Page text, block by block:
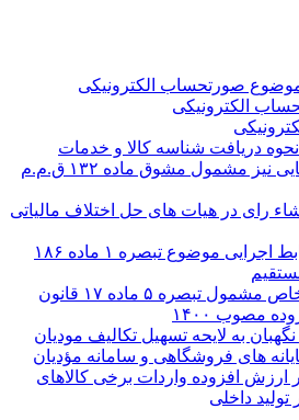
الکترونیکی
نواحی صنعتی روستایی نیز مشمول مشوق ماده ۱۳۲ ق.م.م
رای در هیات های حل اختلاف مالیاتی
اصلاحیه ماده ۱ ضوابط اجرایی موضوع تبصره ۱ ماده ۱۸۶
اطلاع رسانی به اشخاص مشمول تبصره ۵ ماده ۱۷ قانون
مصوب ۱۴۰۰
به لایحه تسهیل تکالیف مودیان
های فروشگاهی و سامانه مؤدیان
ارزش افزوده واردات برخی کالاهای
داخلی